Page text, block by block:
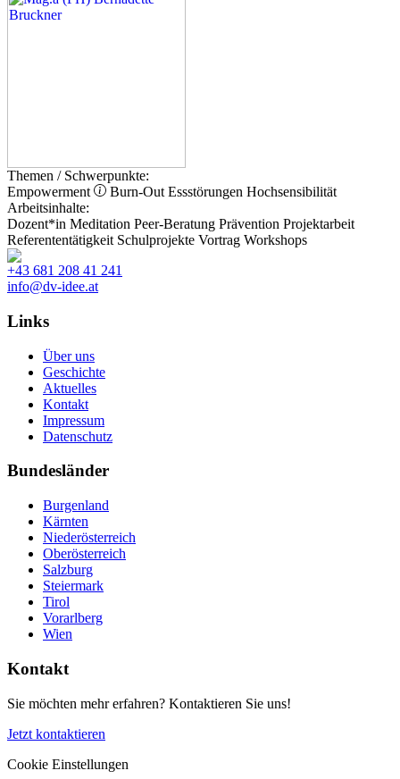
Themen / Schwerpunkte:
Empowerment
Burn-Out Essstörungen Hochsensibilität
Arbeitsinhalte:
Dozent*in Meditation Peer-Beratung Prävention Projektarbeit
Referententätigkeit Schulprojekte Vortrag Workshops
+43 681 208 41 241
info@dv-idee.at
Links
Über uns
Geschichte
Aktuelles
Kontakt
Impressum
Datenschutz
Bundesländer
Burgenland
Kärnten
Niederösterreich
Oberösterreich
Salzburg
Steiermark
Tirol
Vorarlberg
Wien
Kontakt
Sie möchten mehr erfahren? Kontaktieren Sie uns!
Jetzt kontaktieren
Cookie Einstellungen